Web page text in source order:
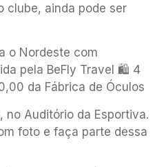
clube, ainda pode ser
o Nordeste com
pela BeFly Travel 🛍 4
da Fábrica de Óculos
no Auditório da Esportiva.
foto e faça parte dessa